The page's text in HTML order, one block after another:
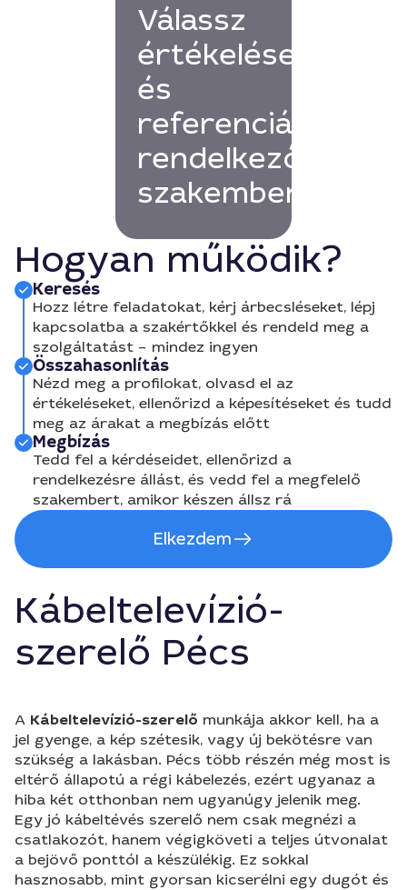
Válassz
értékelésekkel
és
referenciákkal
rendelkező
szakembert!
Hogyan működik?
Keresés
Hozz létre feladatokat, kérj árbecsléseket, lépj
kapcsolatba a szakértőkkel és rendeld meg a
szolgáltatást – mindez ingyen
Összahasonlítás
Nézd meg a profilokat, olvasd el az
értékeléseket, ellenőrizd a képesítéseket és tudd
meg az árakat a megbízás előtt
Megbízás
Tedd fel a kérdéseidet, ellenőrizd a
rendelkezésre állást, és vedd fel a megfelelő
szakembert, amikor készen állsz rá
Elkezdem
Kábeltelevízió-
szerelő Pécs
A Kábeltelevízió-szerelő munkája akkor kell, ha a
jel gyenge, a kép szétesik, vagy új bekötésre van
szükség a lakásban. Pécs több részén még most is
eltérő állapotú a régi kábelezés, ezért ugyanaz a
hiba két otthonban nem ugyanúgy jelenik meg.
Egy jó kábeltévés szerelő nem csak megnézi a
csatlakozót, hanem végigköveti a teljes útvonalat
a bejövő ponttól a készülékig. Ez sokkal
hasznosabb, mint gyorsan kicserélni egy dugót és